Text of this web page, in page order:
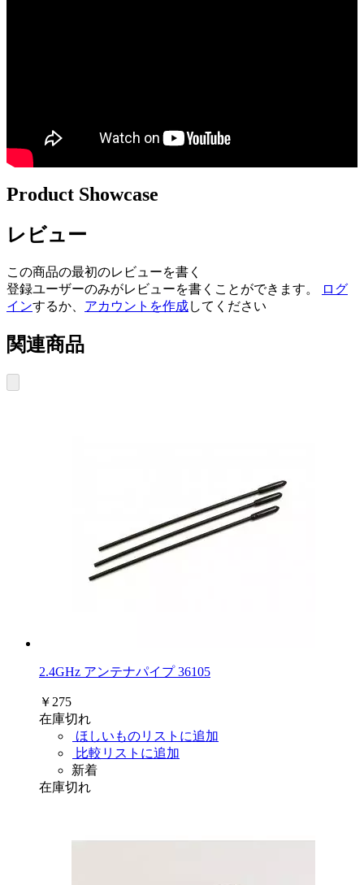
Product Showcase
レビュー
この商品の最初のレビューを書く
登録ユーザーのみがレビューを書くことができます。
ログ
インするか、 アカウントを作成してください
関連商品
2.4GHz アンテナパイプ 36105
￥275
在庫切れ
ほしいものリストに追加
比較リストに追加
新着
在庫切れ